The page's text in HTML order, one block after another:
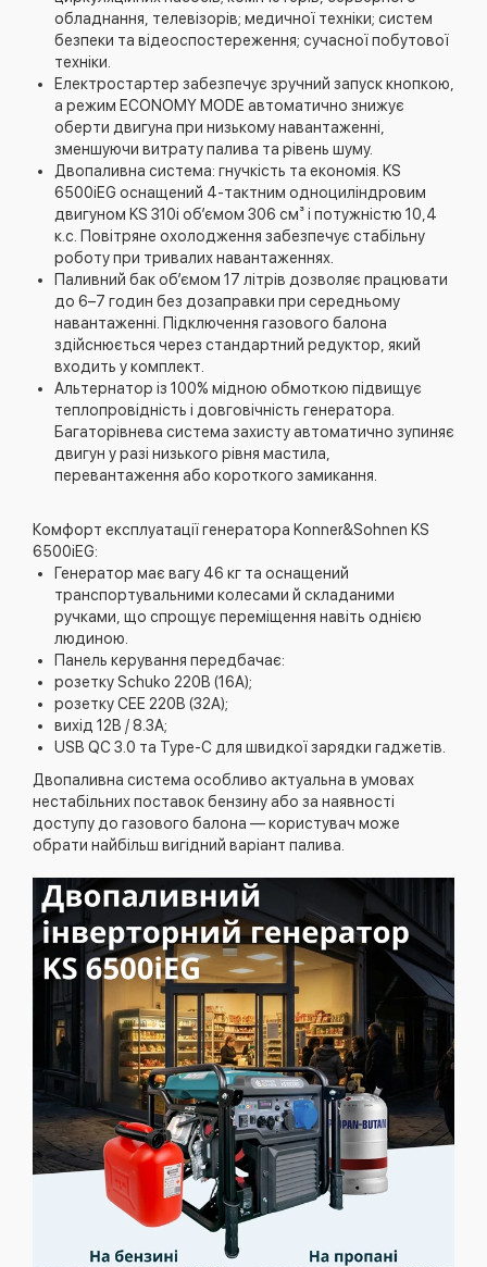
обладнання, телевізорів; медичної техніки; систем
безпеки та відеоспостереження; сучасної побутової
техніки.
Електростартер забезпечує зручний запуск кнопкою,
а режим ECONOMY MODE автоматично знижує
оберти двигуна при низькому навантаженні,
зменшуючи витрату палива та рівень шуму.
Двопаливна система: гнучкість та економія. KS
6500iEG оснащений 4-тактним одноциліндровим
двигуном KS 310i об’ємом 306 см³ і потужністю 10,4
к.с. Повітряне охолодження забезпечує стабільну
роботу при тривалих навантаженнях.
Паливний бак об’ємом 17 літрів дозволяє працювати
до 6–7 годин без дозаправки при середньому
навантаженні. Підключення газового балона
здійснюється через стандартний редуктор, який
входить у комплект.
Альтернатор із 100% мідною обмоткою підвищує
теплопровідність і довговічність генератора.
Багаторівнева система захисту автоматично зупиняє
двигун у разі низького рівня мастила,
перевантаження або короткого замикання.
Комфорт експлуатації генератора Konner&Sohnen KS
6500iEG:
Генератор має вагу 46 кг та оснащений
транспортувальними колесами й складаними
ручками, що спрощує переміщення навіть однією
людиною.
Панель керування передбачає:
розетку Schuko 220В (16А);
розетку CEE 220В (32А);
вихід 12В / 8.3А;
USB QC 3.0 та Type-C для швидкої зарядки гаджетів.
Двопаливна система особливо актуальна в умовах
нестабільних поставок бензину або за наявності
доступу до газового балона — користувач може
обрати найбільш вигідний варіант палива.